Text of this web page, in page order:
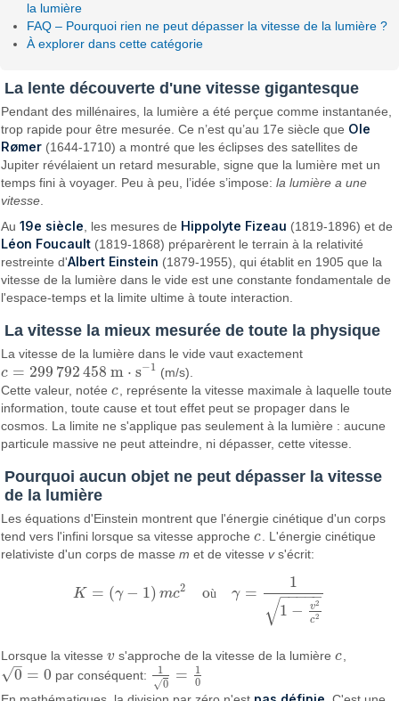
la lumière
FAQ – Pourquoi rien ne peut dépasser la vitesse de la lumière ?
À explorer dans cette catégorie
La lente découverte d'une vitesse gigantesque
Pendant des millénaires, la lumière a été perçue comme instantanée,
trop rapide pour être mesurée. Ce n’est qu’au 17e siècle que Ole
Rømer (1644-1710) a montré que les éclipses des satellites de
Jupiter révélaient un retard mesurable, signe que la lumière met un
temps fini à voyager. Peu à peu, l’idée s’impose:la lumière a une
vitesse
Au19e siècle , les mesures de Hippolyte Fizeau (1819-1896) et de
Léon Foucault (1819-1868) préparèrent le terrain à la relativité
restreinte d'Albert Einstein (1879-1955), qui établit en 1905 que la
vitesse de la lumière dans le vide est une constante fondamentale de
l'espace-temps et la limite ultime à toute interaction.
La vitesse la mieux mesurée de toute la physique
La vitesse de la lumière dans le vide vaut exactement
c = 299 792458 m ⋅ s−1
c=299792458 m⋅s− 1
(m/s).
Cette valeur, notéec
c , représente la vitesse maximale à laquelle toute
information, toute cause et tout effet peut se propager dans le
cosmos. La limite ne s'applique pas seulement à la lumière : aucune
particule massive ne peut atteindre, ni dépasser, cette vitesse.
Pourquoi aucun objet ne peut dépasser la vitesse
de la lumière
Les équations d'Einstein montrent que l'énergie cinétique d'un corps
tend vers l'infini lorsque sa vitesse approchec
c . L'énergie cinétique
relativiste d'un corps de massem et de vitessevs'écrit:
K = (γ − 1) mc2 où γ =
1
1 − v2
c2
− −
−−−
√
K= (γ−1)mc oùγ 1− v2 c2
Lorsque la vitessev
v s'approche de la vitesse de la lumièrec
c,
0
–
√ = 0
0=0 par conséquent:
1
0
√ =
1
0
10= 10